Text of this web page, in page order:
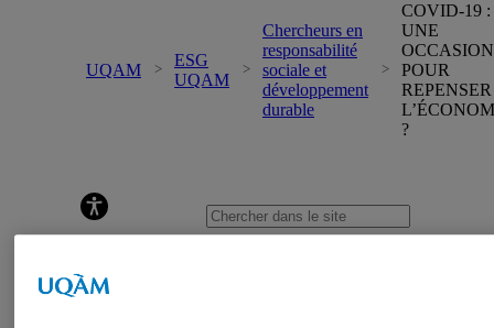
UQAM
ESG
UQAM
Chercheurs en
responsabilité
sociale et
développement
durable
COVID-19 :
UNE
OCCASION
POUR
REPENSER
?
Événements
À propos